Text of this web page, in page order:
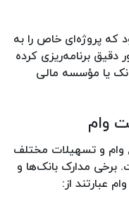
که پروژه‌ای خاص را به
دقیق برنامه‌ریزی کرده
یا مؤسسه مالی
وام
وام و تسهیلات مختلف
مدارک بانک‌ها و
عبارتند از: